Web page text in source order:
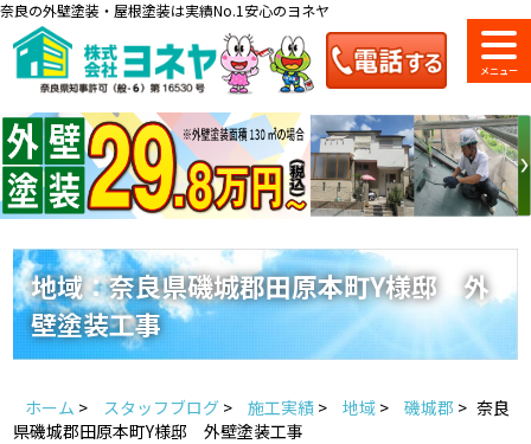
奈良の外壁塗装・屋根塗装は実績No.1安心のヨネヤ
料金一覧 会社案内 ショールーム
のご紹介
来店予約 お電話
地域の事例がいっぱい
地域：奈良県磯城郡田原本町Y様邸 外
壁塗装工事
ホーム > スタッフブログ > 施工実績 > 地域 > 磯城郡 > 奈良
県磯城郡田原本町Y様邸 外壁塗装工事